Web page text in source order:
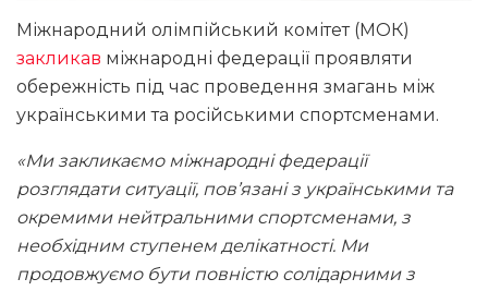
Міжнародний олімпійський комітет (МОК)
закликав міжнародні федерації проявляти
обережність під час проведення змагань між
українськими та російськими спортсменами.
«Ми закликаємо міжнародні федерації
розглядати ситуації, пов’язані з українськими та
окремими нейтральними спортсменами, з
необхідним ступенем делікатності. Ми
продовжуємо бути повністю солідарними з